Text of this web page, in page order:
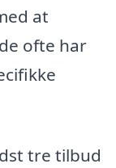
at
ofte har
tre tilbud